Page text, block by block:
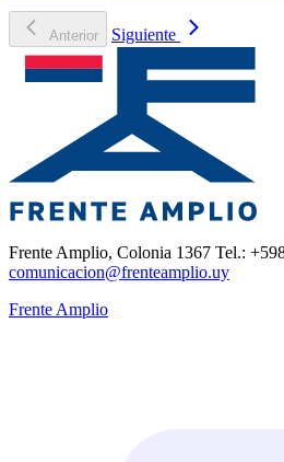
Anterior Siguiente
Frente Amplio, Colonia 1367 Tel.:
comunicacion@frenteamplio.uy
Frente Amplio